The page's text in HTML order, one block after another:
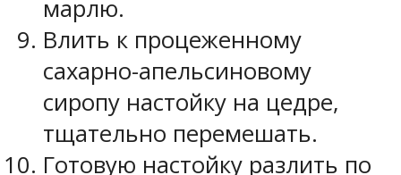
марлю.
Влить к процеженному
сахарно-апельсиновому
сиропу настойку на цедре,
тщательно перемешать.
Готовую настойку разлить по